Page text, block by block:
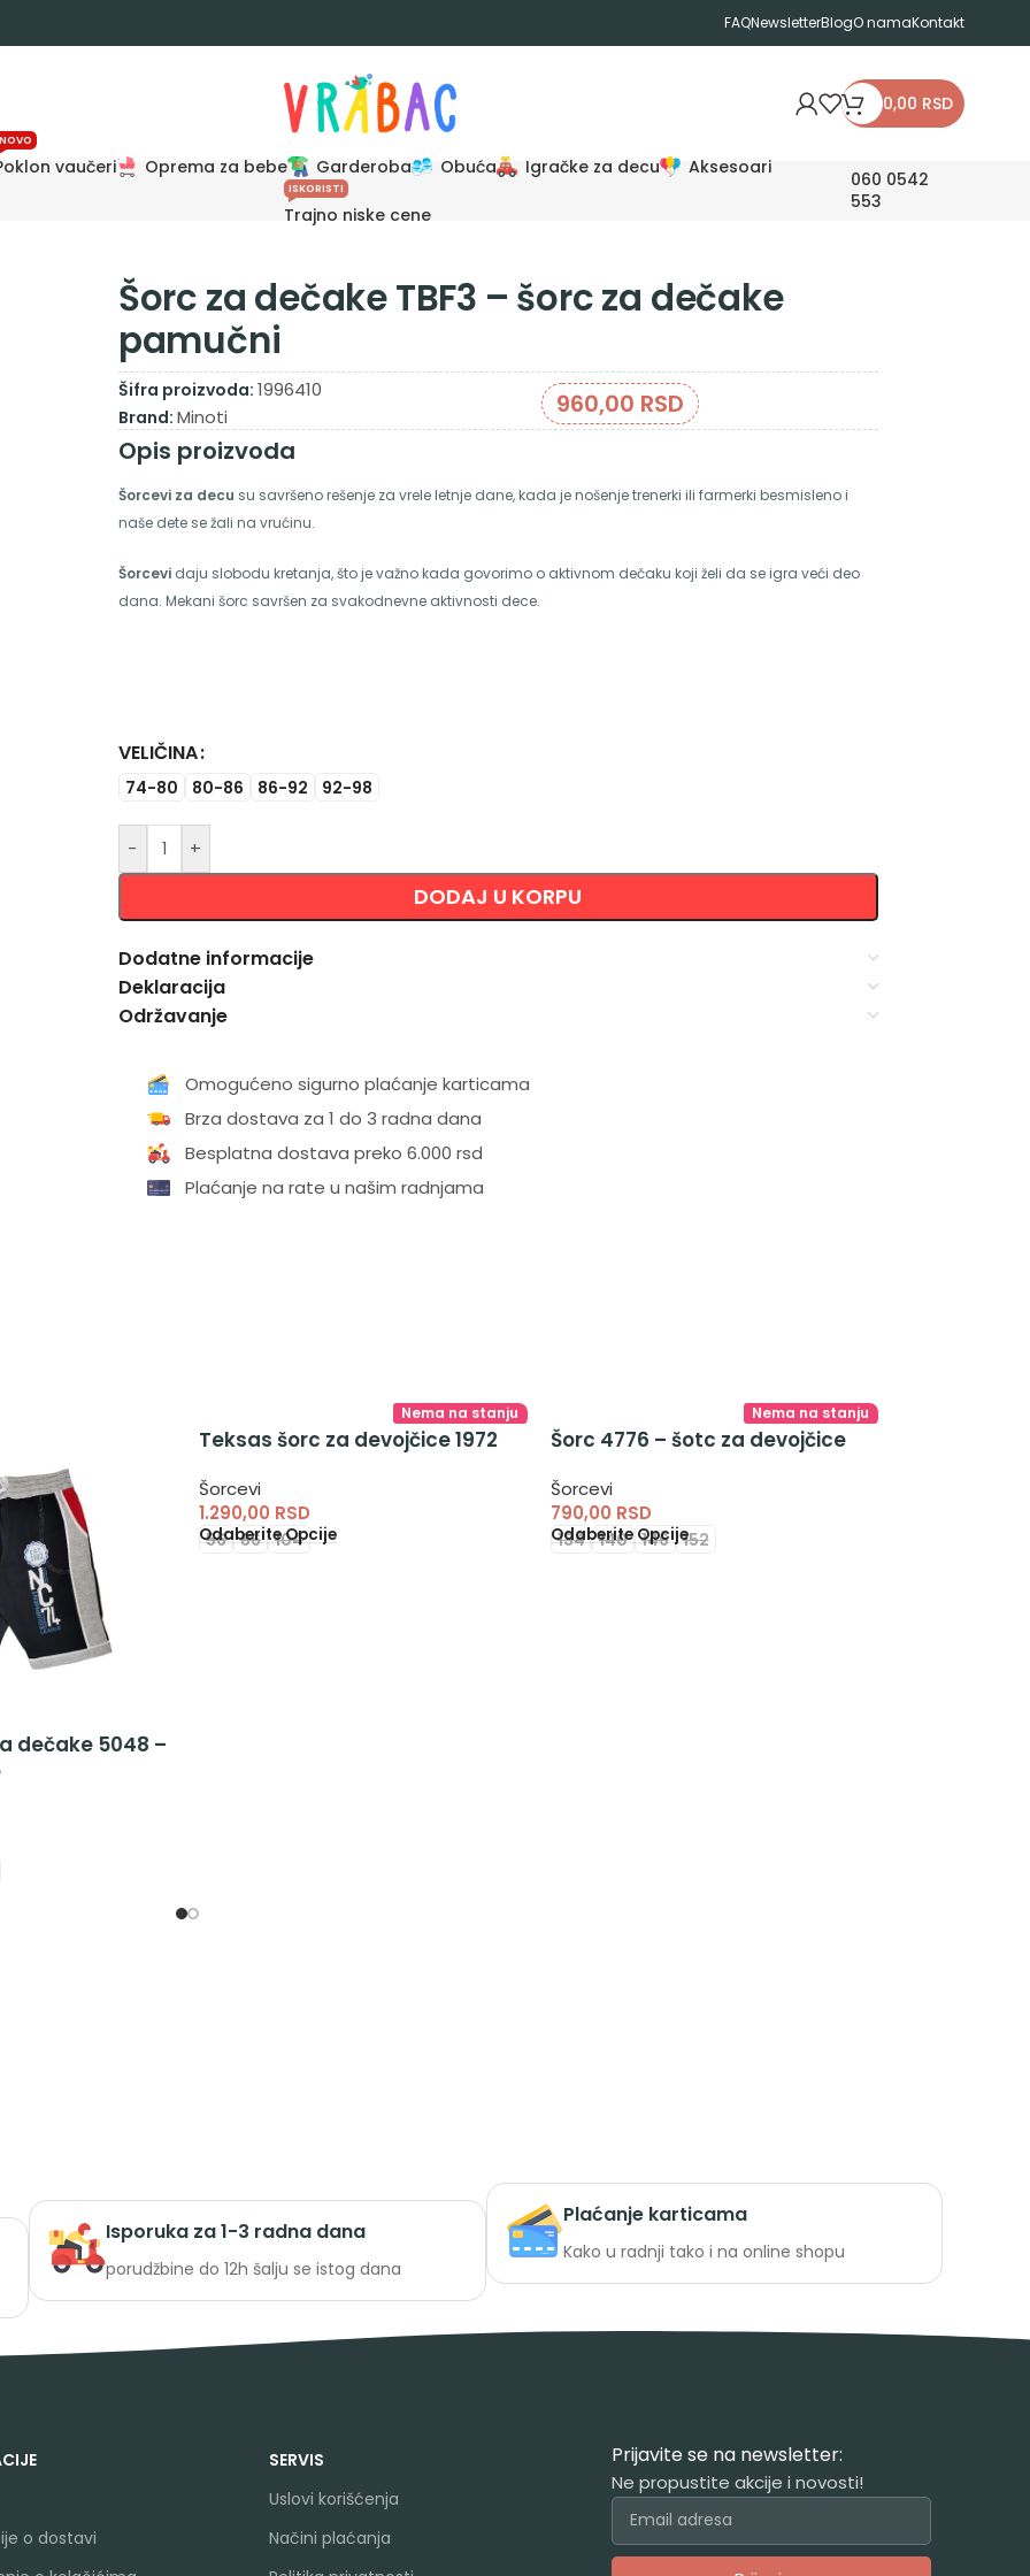
FAQNewsletterBlogO namaKontakt
0,00 RSD
vaučeri
NOVO
Oprema za bebe Garderoba Obuća Igračke za decu Aksesoari
Trajno niske cene
ISKORISTI
060 0542
553
Šorc za dečake TBF3 – šorc za dečake
pamučni
Šifra proizvoda: 1996410
Brand: Minoti 960,00 RSD
Opis proizvoda
Šorcevi za decu su savršeno rešenje za vrele letnje dane, kada je nošenje trenerki ili farmerki besmisleno i
naše dete se žali na vrućinu.
Šorcevidaju slobodu kretanja, što je važno kada govorimo o aktivnom dečaku koji želi da se igra veći deo
dana. Mekani šorc savršen za svakodnevne aktivnosti dece.
VELIČINA
74-80 80-86 86-92 92-98
- +
DODAJ U KORPU
Alternative:
Dodatne informacije
Deklaracija
Održavanje
Omogućeno sigurno plaćanje karticama
Brza dostava za 1 do 3 radna dana
Besplatna dostava preko 6.000 rsd
Plaćanje na rate u našim radnjama
dečake 5048 –
Nema na stanju
Teksas šorc za devojčice 1972
Šorcevi
1.290,00 RSD
Odaberite Opcije
56 86 104
Nema na stanju
Šorc 4776 – šotc za devojčice
Šorcevi
790,00 RSD
Odaberite Opcije
134 140 146 152
Isporuka za 1-3 radna dana
porudžbine do 12h šalju se istog dana
Plaćanje karticama
Kako u radnji tako i na online shopu
o dostavi
SERVIS
Uslovi korišćenja
Načini plaćanja
Prijavite se na newsletter:
Ne propustite akcije i novosti!